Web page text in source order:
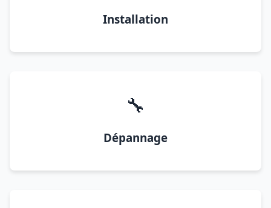
Installation
🔧
Dépannage